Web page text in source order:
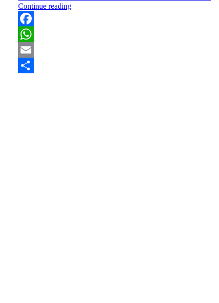
Continue reading
Facebook
WhatsApp
Email